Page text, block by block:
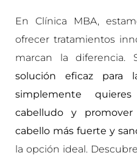
En Clínica MBA,
ofrecer tratamientos
marcan la diferencia.
solución eficaz para
simplemente
cabelludo y
cabello más fuerte y
la opción ideal.